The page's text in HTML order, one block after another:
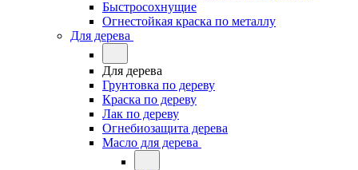
Быстросохнущие
Огнестойкая краска по металлу
Для дерева
Для дерева
Грунтовка по дереву
Краска по дереву
Лак по дереву
Огнебиозащита дерева
Масло для дерева